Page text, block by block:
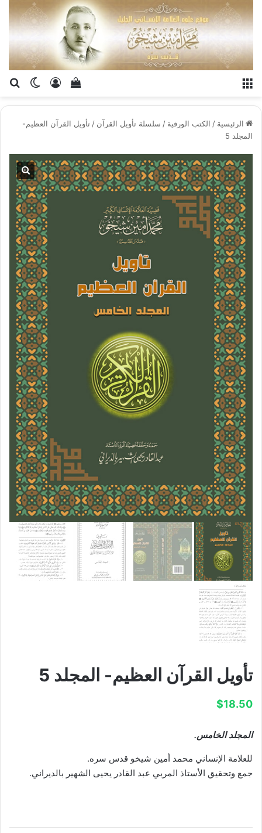
الوضعتسجيل
إستعراض سلة
الرئيسية / الكتب الورقية / سلسلة تأويل القرآن / تأويل القرآن العظيم-
المجلد 5
تأويل القرآن العظيم- المجلد 5
$18.50
المجلد الخامس.
للعلامة الإنساني محمد أمين شيخو قدس سره.
جمع وتحقيق الأستاذ المربي عبد القادر يحيى الشهير بالديراني.